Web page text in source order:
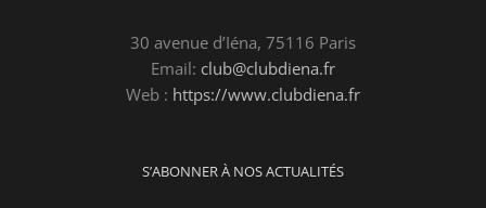
30 avenue d’Iéna, 75116 Paris
Email: club@clubdiena.fr
Web : https://www.clubdiena.fr
S’ABONNER À NOS ACTUALITÉS